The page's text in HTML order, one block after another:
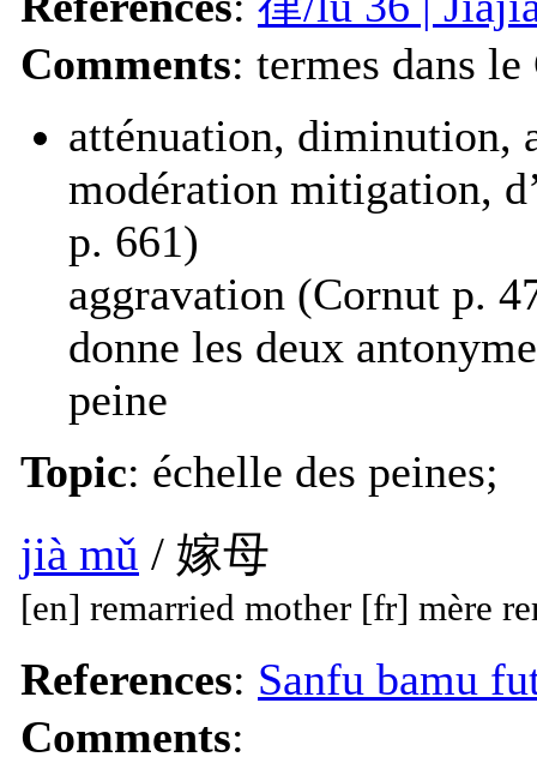
Comments: termes dans
atténuation, diminution,
modération mitigation,
p. 661)
aggravation (Cornut p.
donne les deux
peine
Topic: échelle des peines;
jià mǔ / 嫁母
[en] remarried mother [fr] mère
References: Sanfu bamu
Comments: